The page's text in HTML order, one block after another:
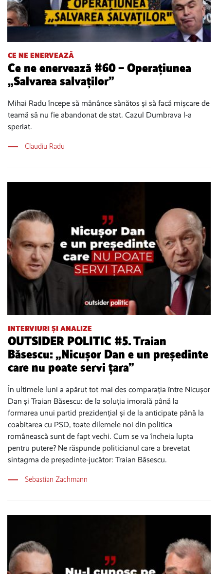
CE NE ENERVEAZĂ
Ce ne enervează #60 – Operațiunea
„Salvarea salvaților”
Mihai Radu începe să mănânce sănătos și să facă mișcare de
teamă să nu fie abandonat de stat. Cazul Dumbrava l-a
speriat.
Claudiu Radu
INTERVIURI ȘI ANALIZE
OUTSIDER POLITIC #5. Traian
Băsescu: „Nicușor Dan e un președinte
care nu poate servi țara”
În ultimele luni a apărut tot mai des comparația între Nicușor
Dan și Traian Băsescu: de la soluția imorală până la
formarea unui partid prezidențial și de la anticipate până la
coabitarea cu PSD, toate dilemele noi din politica
românească sunt de fapt vechi. Cum se va încheia lupta
pentru putere? Ne răspunde politicianul care a brevetat
sintagma de președinte-jucător: Traian Băsescu.
Sebastian Zachmann